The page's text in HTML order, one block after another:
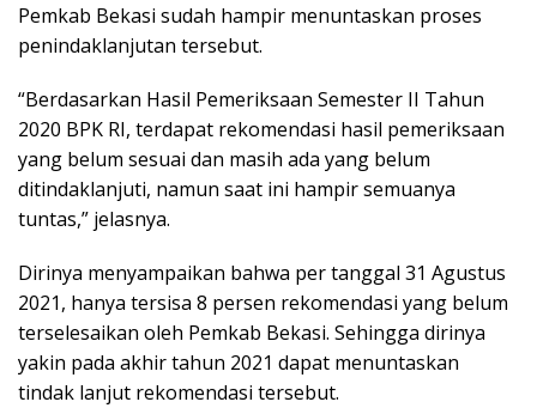
Pemkab Bekasi sudah hampir menuntaskan proses
penindaklanjutan tersebut.
“Berdasarkan Hasil Pemeriksaan Semester II Tahun
2020 BPK RI, terdapat rekomendasi hasil pemeriksaan
yang belum sesuai dan masih ada yang belum
ditindaklanjuti, namun saat ini hampir semuanya
tuntas,” jelasnya.
Dirinya menyampaikan bahwa per tanggal 31 Agustus
2021, hanya tersisa 8 persen rekomendasi yang belum
terselesaikan oleh Pemkab Bekasi. Sehingga dirinya
yakin pada akhir tahun 2021 dapat menuntaskan
tindak lanjut rekomendasi tersebut.